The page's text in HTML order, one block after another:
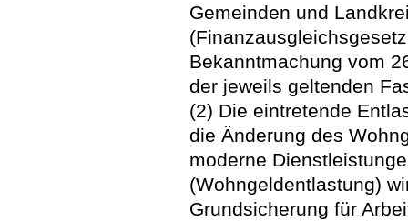
Gemeinden und
Bekanntmachung vom
der jeweils geltenden
(2) Die eintretende
die Änderung des
moderne
(Wohngeldentlastung)
Grundsicherung für